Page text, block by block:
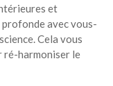
et
profonde avec vous-
Cela vous
ré-harmoniser le